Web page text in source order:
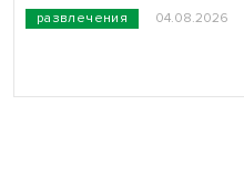
развлечения 04.08.2026